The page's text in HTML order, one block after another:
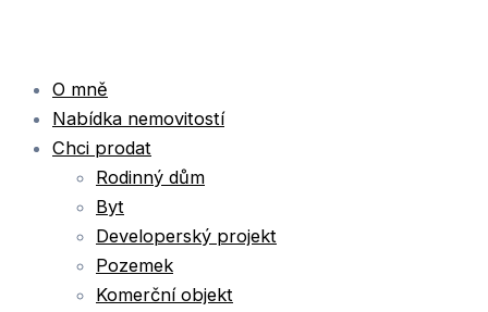
O mně
Nabídka nemovitostí
Chci prodat
Rodinný dům
Byt
Developerský projekt
Pozemek
Komerční objekt